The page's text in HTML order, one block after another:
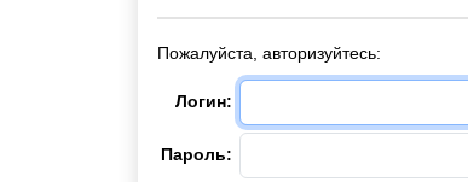
Пожалуйста, авторизуйтесь:
Логин:
Пароль: